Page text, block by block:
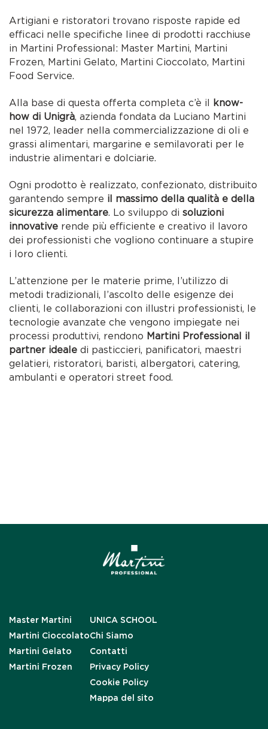
Artigiani e ristoratori trovano risposte rapide ed
efficaci nelle specifiche linee di prodotti racchiuse
in Martini Professional: Master Martini, Martini
Frozen, Martini Gelato, Martini Cioccolato, Martini
Food Service.
Alla base di questa offerta completa c’è il know-
how di Unigrà, azienda fondata da Luciano Martini
nel 1972, leader nella commercializzazione di oli e
grassi alimentari, margarine e semilavorati per le
industrie alimentari e dolciarie.
Ogni prodotto è realizzato, confezionato, distribuito
garantendo sempre il massimo della qualità e della
sicurezza alimentare. Lo sviluppo disoluzioni
innovative rende più efficiente e creativo il lavoro
dei professionisti che vogliono continuare a stupire
i loro clienti.
L’attenzione per le materie prime, l’utilizzo di
metodi tradizionali, l’ascolto delle esigenze dei
clienti, le collaborazioni con illustri professionisti, le
tecnologie avanzate che vengono impiegate nei
processi produttivi, rendono Martini Professional il
partner ideale di pasticcieri, panificatori, maestri
gelatieri, ristoratori, baristi, albergatori, catering,
ambulanti e operatori street food.
Master Martini
Martini Cioccolato
Martini Gelato
Martini Frozen
UNICA SCHOOL
Chi Siamo
Contatti
Privacy Policy
Cookie Policy
Mappa del sito